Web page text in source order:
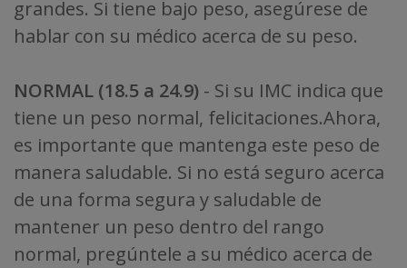
grandes. Si tiene bajo peso, asegúrese de
hablar con su médico acerca de su peso.
NORMAL (18.5 a 24.9) - Si su IMC indica que
tiene un peso normal, felicitaciones.Ahora,
es importante que mantenga este peso de
manera saludable. Si no está seguro acerca
de una forma segura y saludable de
mantener un peso dentro del rango
normal, pregúntele a su médico acerca de